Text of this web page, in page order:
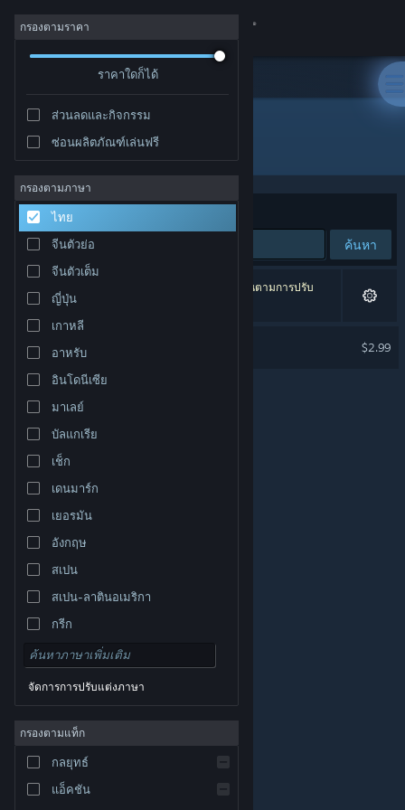
เข้าสู่ระบบ
ชุมชน
เกี่ยวกับ
ฝ่ายสนับสนุน
เปลี่ยนภาษา
รับแอป Steam แบบพกพา
ชมเว็บไซต์สำหรับเดสก์ท็อป
© Valve Corporation สงวนลิขสิทธิ์ เครื่องหมายการค้า
และประเทศอื่น
นโยบายความเป็นส่วนตัว
การช่วยการเข้าถึง|
Steam| การคืนเงิน
กรองตามราคา
ราคาใดก็ได้
ส่วนลดและกิจกรรม
ซ่อนผลิตภัณฑ์เล่นฟรี
กรองตามภาษา
ไทย
จีนตัวย่อ
จีนตัวเต็ม
ญี่ปุ่น
เกาหลี
อาหรับ
อินโดนีเซีย
มาเลย์
บัลแกเรีย
เช็ก
เดนมาร์ก
เยอรมัน
อังกฤษ
สเปน
สเปน-ลาตินอเมริกา
กรีก
จัดการการปรับแต่งภาษา
กรองตามแท็ก
กลยุทธ์
แอ็คชัน
ผู้พัฒนา: Lonestone Studio
จัดเรียงตาม
ค้นหา
1 ผลลัพธ์ตรงกับที่คุณค้นหา 2 ผลิตภัณฑ์ได้ถูกละเว้นตามการปรับ
แต่งของคุณ
$2.99